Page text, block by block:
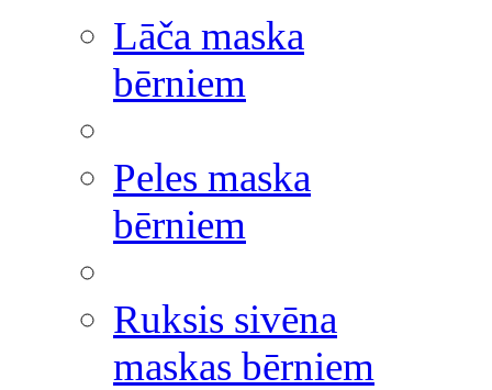
Lāča maska
bērniem
Peles maska
bērniem
Ruksis sivēna
maskas bērniem